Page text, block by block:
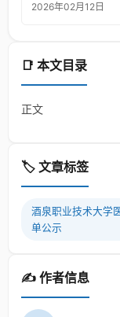
📑 本文目录
正文
🏷️ 文章标签
酒泉职业技术大学
单公示
✍️ 作者信息
2026年02月12日